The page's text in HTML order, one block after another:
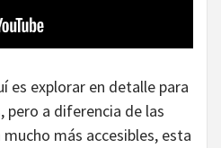
es explorar en detalle para
pero a diferencia de las
más accesibles, esta